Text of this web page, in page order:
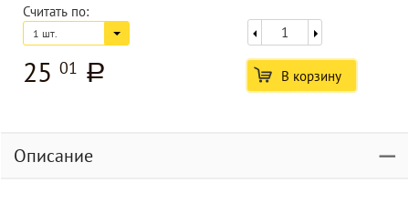
Считать по:
1 шт.
25 01 a В корзину
Описание